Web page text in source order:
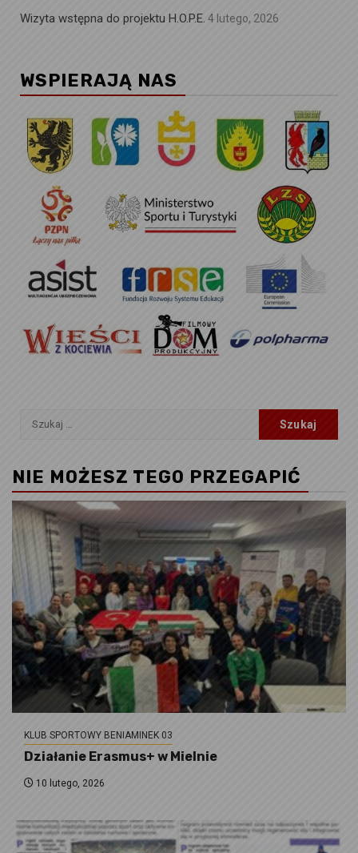
Wizyta wstępna do projektu H.O.P.E. 4 lutego, 2026
WSPIERAJĄ NAS
Szukaj:
NIE MOŻESZ TEGO PRZEGAPIĆ
KLUB SPORTOWY BENIAMINEK 03
Działanie Erasmus+ w Mielnie
10 lutego, 2026